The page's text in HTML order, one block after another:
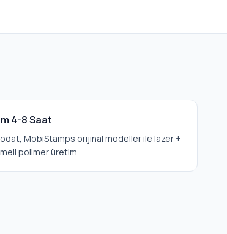
4-8 Saat
MobiStamps orijinal modeller ile lazer +
polimer üretim.